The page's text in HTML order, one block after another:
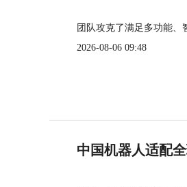
团队攻克了满足多功能、
2026-08-06 09:48
中国机器人适配